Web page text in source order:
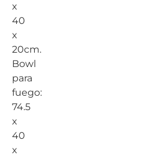
x
40
x
20cm.
Bowl
para
fuego:
74.5
x
40
x